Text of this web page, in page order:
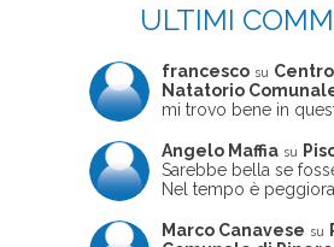
ULTIMI
francesco su
Natatorio
mi trovo bene in
Angelo Maffia su
Sarebbe bella se
Nel tempo è
ne usciva insieme a
Marco Canavese su